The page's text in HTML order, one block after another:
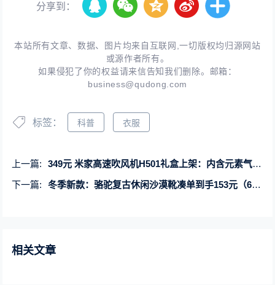
分享到：
本站所有文章、数据、图片均来自互联网,一切版权均归源网站
或源作者所有。
如果侵犯了你的权益请来信告知我们删除。邮箱：
business@qudong.com
标签： 科普 衣服
上一篇:
349元 米家高速吹风机H501礼盒上架：内含元素气垫梳
下一篇:
冬季新款：骆驼复古休闲沙漠靴凑单到手153元（600元优惠券）
相关文章